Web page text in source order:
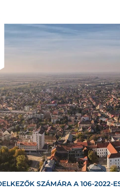
SZÁMÁRA A 106-2022-